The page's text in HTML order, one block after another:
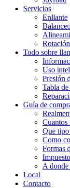
Servicios
Enllante
Todo sobre
Uso
Presión
Tabla
Guía de
Cuantos
Que tipo
Como
Formas
A
Local
Contacto